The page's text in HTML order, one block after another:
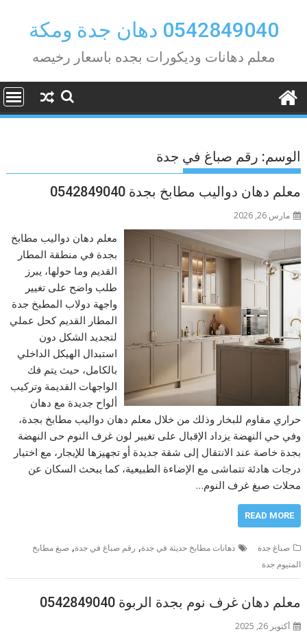
content0542849040 دهان جدة ومكة
معلم دهانات وديكورات بجده باسعار رخيصه
الوسم: رقم صباغ في جدة
معلم دهان دواليب مطابخ بجدة 0542849040
مارس 26, 2026
معلم دهان دواليب مطابخ
بجدة في منطقة المطار
القديم وما حولها، يبرز
طلب واضح على تغيير
واجهة دولاب المطبخ جدة
المطار القديم كحل عملي
لتجديد الشكل دون
استبدال الهيكل الداخلي
بالكامل، حيث يتم فك
الواجهات القديمة وتركيب
ألواح جديدة مع دهان
حراري مقاوم للبخار وذلك من خلال معلم دهان دواليب مطابخ بجدة،
وفي حي النهضة يزداد الإقبال على تغيير لون غرف النوم حى النهضة
بجدة خاصة عند الانتقال إلى شقة جديدة أو تجهيزها للإيجار، مع اختيار
درجات هادئة تتماشى مع الإضاءة الطبيعية، كما يبحث السكان عن
محلات صبغ غرف النوم…
READ MORE
صباغ جدة دهانات مطابخ حديثة في جدة, رقم صباغ في جدة,صبغ مطابخ
المنيوم جدة
معلم دهان غرف نوم بجدة الربوة 0542849040
أكتوبر 26, 2025